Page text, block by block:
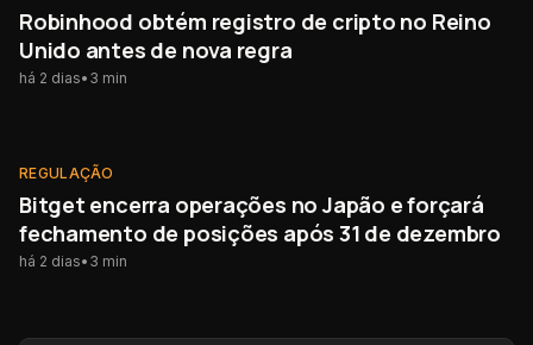
Robinhood obtém registro de cripto no Reino
Unido antes de nova regra
há 2 dias• 3 min
REGULAÇÃO
REGULAÇÃO
Bitget encerra operações no Japão e forçará
fechamento de posições após 31 de dezembro
há 2 dias• 3 min